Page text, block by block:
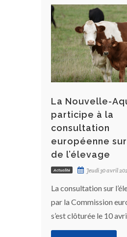
La Nouvelle-
participe à la
consultation
européenne sur
de l’élevage
Actualité Jeudi 30 avril
La consultation sur
par la Commission
s’est clôturée le 10